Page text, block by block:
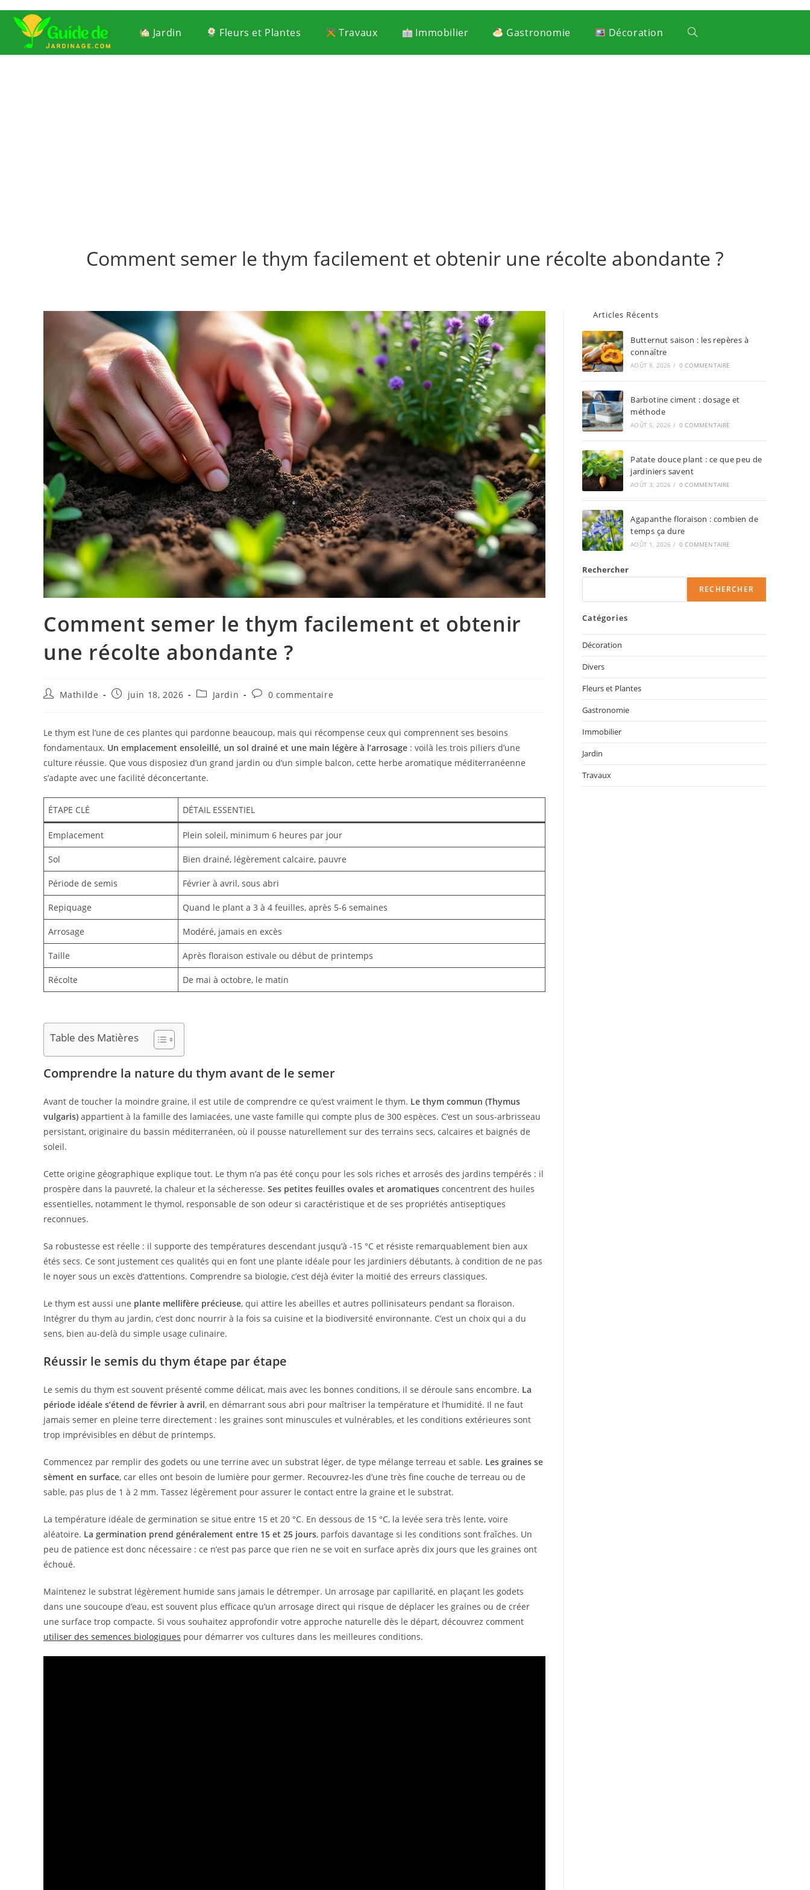
Jardin Fleurs et Plantes Travaux Immobilier Gastronomie Décoration
Comment semer le thym facilement et obtenir une récolte abondante ?
Comment semer le thym facilement et obtenir
une récolte abondante ?
Mathilde juin 18, 2026 Jardin 0 commentaire
Le thym est l’une de ces plantes qui pardonne beaucoup, mais qui récompense ceux qui comprennent ses besoins
fondamentaux. Un emplacement ensoleillé, un sol drainé et une main légère à l’arrosage : voilà les trois piliers d’une
culture réussie. Que vous disposiez d’un grand jardin ou d’un simple balcon, cette herbe aromatique méditerranéenne
s’adapte avec une facilité déconcertante.
ÉTAPE CLÉ DÉTAIL ESSENTIEL
Emplacement Plein soleil, minimum 6 heures par jour
Sol Bien drainé, légèrement calcaire, pauvre
Période de semis Février à avril, sous abri
Repiquage Quand le plant a 3 à 4 feuilles, après 5-6 semaines
Arrosage Modéré, jamais en excès
Taille Après floraison estivale ou début de printemps
Récolte De mai à octobre, le matin
Table des Matières
Comprendre la nature du thym avant de le semer
Avant de toucher la moindre graine, il est utile de comprendre ce qu’est vraiment le thym. Le thym commun (Thymus
vulgaris) appartient à la famille des lamiacées, une vaste famille qui compte plus de 300 espèces. C’est un sous-arbrisseau
persistant, originaire du bassin méditerranéen, où il pousse naturellement sur des terrains secs, calcaires et baignés de
soleil.
Cette origine géographique explique tout. Le thym n’a pas été conçu pour les sols riches et arrosés des jardins tempérés : il
prospère dans la pauvreté, la chaleur et la sécheresse. Ses petites feuilles ovales et aromatiques concentrent des huiles
essentielles, notamment le thymol, responsable de son odeur si caractéristique et de ses propriétés antiseptiques
reconnues.
Sa robustesse est réelle : il supporte des températures descendant jusqu’à -15 °C et résiste remarquablement bien aux
étés secs. Ce sont justement ces qualités qui en font une plante idéale pour les jardiniers débutants, à condition de ne pas
le noyer sous un excès d’attentions. Comprendre sa biologie, c’est déjà éviter la moitié des erreurs classiques.
Le thym est aussi une plante mellifère précieuse, qui attire les abeilles et autres pollinisateurs pendant sa floraison.
Intégrer du thym au jardin, c’est donc nourrir à la fois sa cuisine et la biodiversité environnante. C’est un choix qui a du
sens, bien au-delà du simple usage culinaire.
Réussir le semis du thym étape par étape
Le semis du thym est souvent présenté comme délicat, mais avec les bonnes conditions, il se déroule sans encombre. La
période idéale s’étend de février à avril, en démarrant sous abri pour maîtriser la température et l’humidité. Il ne faut
jamais semer en pleine terre directement : les graines sont minuscules et vulnérables, et les conditions extérieures sont
trop imprévisibles en début de printemps.
Commencez par remplir des godets ou une terrine avec un substrat léger, de type mélange terreau et sable. Les graines se
sèment en surface, car elles ont besoin de lumière pour germer. Recouvrez-les d’une très fine couche de terreau ou de
sable, pas plus de 1 à 2 mm. Tassez légèrement pour assurer le contact entre la graine et le substrat.
La température idéale de germination se situe entre 15 et 20 °C. En dessous de 15 °C, la levée sera très lente, voire
aléatoire. La germination prend généralement entre 15 et 25 jours, parfois davantage si les conditions sont fraîches. Un
peu de patience est donc nécessaire : ce n’est pas parce que rien ne se voit en surface après dix jours que les graines ont
échoué.
Maintenez le substrat légèrement humide sans jamais le détremper. Un arrosage par capillarité, en plaçant les godets
dans une soucoupe d’eau, est souvent plus efficace qu’un arrosage direct qui risque de déplacer les graines ou de créer
une surface trop compacte. Si vous souhaitez approfondir votre approche naturelle dès le départ, découvrez comment
utiliser des semences biologiques pour démarrer vos cultures dans les meilleures conditions.
Articles Récents
Butternut saison : les repères à
connaître
AOÛT 8, 2026 / 0 COMMENTAIRE
Barbotine ciment : dosage et
méthode
AOÛT 5, 2026 / 0 COMMENTAIRE
Patate douce plant : ce que peu de
jardiniers savent
AOÛT 3, 2026 / 0 COMMENTAIRE
Agapanthe floraison : combien de
temps ça dure
AOÛT 1, 2026 / 0 COMMENTAIRE
Rechercher
RECHERCHER
Catégories
Décoration
Divers
Fleurs et Plantes
Gastronomie
Immobilier
Jardin
Travaux